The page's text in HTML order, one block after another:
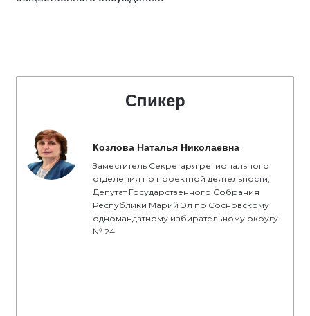
Спикер
Козлова Наталья Николаевна
Заместитель Секретаря регионального
отделения по проектной деятельности,
Депутат Государственного Собрания
Республики Марий Эл по Сосновскому
одномандатному избирательному округу
№ 24